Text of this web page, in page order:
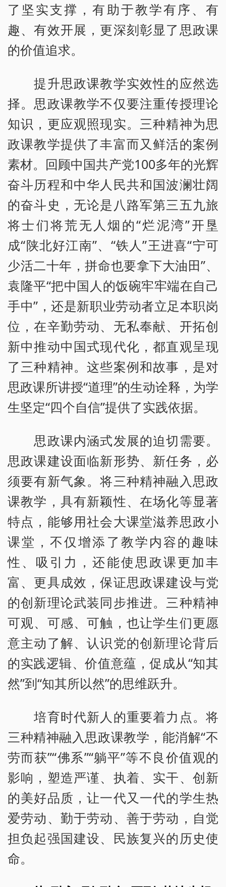
了坚实支撑，有助于教学有序、有
趣、有效开展，更深刻彰显了思政课
的价值追求。
提升思政课教学实效性的应然选
择。思政课教学不仅要注重传授理论
知识，更应观照现实。三种精神为思
政课教学提供了丰富而又鲜活的案例
素材。回顾中国共产党100多年的光辉
奋斗历程和中华人民共和国波澜壮阔
的奋斗史，无论是八路军第三五九旅
将士们将荒无人烟的“烂泥湾”开垦
成“陕北好江南”、“铁人”王进喜“宁可
少活二十年，拼命也要拿下大油田”、
袁隆平“把中国人的饭碗牢牢端在自己
手中”，还是新职业劳动者立足本职岗
位，在辛勤劳动、无私奉献、开拓创
新中推动中国式现代化，都直观呈现
了三种精神。这些案例和故事，是对
思政课所讲授“道理”的生动诠释，为学
生坚定“四个自信”提供了实践依据。
思政课内涵式发展的迫切需要。
思政课建设面临新形势、新任务，必
须要有新气象。将三种精神融入思政
课教学，具有新颖性、在场化等显著
特点，能够用社会大课堂滋养思政小
课堂，不仅增添了教学内容的趣味
性、吸引力，还能使思政课更加丰
富、更具成效，保证思政课建设与党
的创新理论武装同步推进。三种精神
可观、可感、可触，也让学生们更愿
意主动了解、认识党的创新理论背后
的实践逻辑、价值意蕴，促成从“知其
然”到“知其所以然”的思维跃升。
培育时代新人的重要着力点。将
三种精神融入思政课教学，能消解“不
劳而获”“佛系”“躺平”等不良价值观的
影响，塑造严谨、执着、实干、创新
的美好品质，让一代又一代的学生热
爱劳动、勤于劳动、善于劳动，自觉
担负起强国建设、民族复兴的历史使
命。